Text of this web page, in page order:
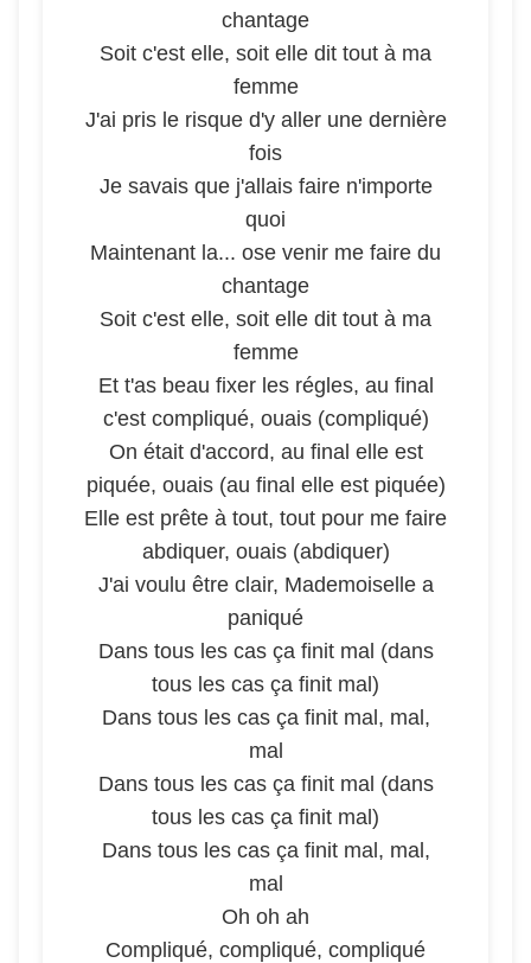
chantage
Soit c'est elle, soit elle dit tout à ma
femme
J'ai pris le risque d'y aller une dernière
fois
Je savais que j'allais faire n'importe
quoi
Maintenant la... ose venir me faire du
chantage
Soit c'est elle, soit elle dit tout à ma
femme
Et t'as beau fixer les régles, au final
c'est compliqué, ouais (compliqué)
On était d'accord, au final elle est
piquée, ouais (au final elle est piquée)
Elle est prête à tout, tout pour me faire
abdiquer, ouais (abdiquer)
J'ai voulu être clair, Mademoiselle a
paniqué
Dans tous les cas ça finit mal (dans
tous les cas ça finit mal)
Dans tous les cas ça finit mal, mal,
mal
Dans tous les cas ça finit mal (dans
tous les cas ça finit mal)
Dans tous les cas ça finit mal, mal,
mal
Oh oh ah
Compliqué, compliqué, compliqué